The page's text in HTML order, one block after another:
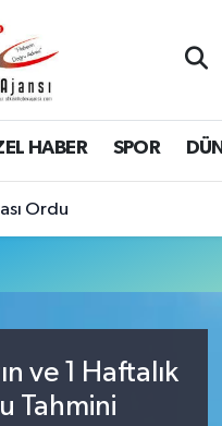
HABER SPOR
Ordu
ve 1 Haftalık
Tahmini